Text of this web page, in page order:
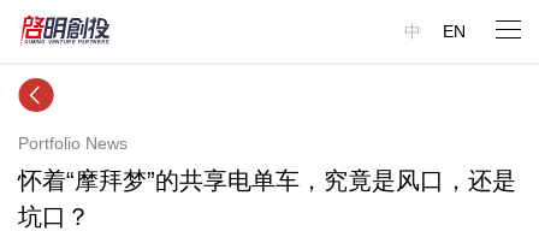
中 EN
Portfolio News
怀着“摩拜梦”的共享电单车，究竟是风口，还是
坑口？